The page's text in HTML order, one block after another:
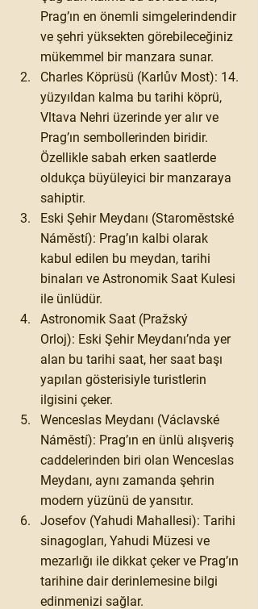
Prag’ın en önemli simgelerindendir
ve şehri yüksekten görebileceğiniz
mükemmel bir manzara sunar.
Charles Köprüsü (Karlův Most): 14.
yüzyıldan kalma bu tarihi köprü,
Vltava Nehri üzerinde yer alır ve
Prag’ın sembollerinden biridir.
Özellikle sabah erken saatlerde
oldukça büyüleyici bir manzaraya
sahiptir.
Eski Şehir Meydanı (Staroměstské
Náměstí): Prag’ın kalbi olarak
kabul edilen bu meydan, tarihi
binaları ve Astronomik Saat Kulesi
ile ünlüdür.
Astronomik Saat (Pražský
Orloj): Eski Şehir Meydanı’nda yer
alan bu tarihi saat, her saat başı
yapılan gösterisiyle turistlerin
ilgisini çeker.
Wenceslas Meydanı (Václavské
Náměstí): Prag’ın en ünlü alışveriş
caddelerinden biri olan Wenceslas
Meydanı, aynı zamanda şehrin
modern yüzünü de yansıtır.
Josefov (Yahudi Mahallesi): Tarihi
sinagogları, Yahudi Müzesi ve
mezarlığı ile dikkat çeker ve Prag’ın
tarihine dair derinlemesine bilgi
edinmenizi sağlar.